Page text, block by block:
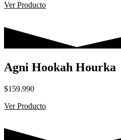
Ver Producto
Agni Hookah Hourka
$159.990
Ver Producto